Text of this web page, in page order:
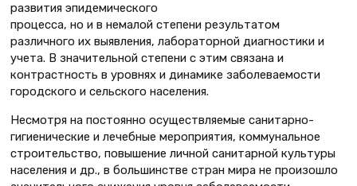
развития эпидемического
процесса, но и в немалой степени результатом
различного их выявления, лабораторной диагностики и
учета. В значительной степени с этим связана и
контрастность в уровнях и динамике заболеваемости
городского и сельского населения.
Несмотря на постоянно осуществляемые санитарно-
гигиенические и лечебные мероприятия, коммунальное
строительство, повышение личной санитарной культуры
населения и др., в большинстве стран мира не произошло